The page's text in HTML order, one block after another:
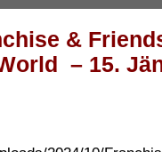
&
– 15.